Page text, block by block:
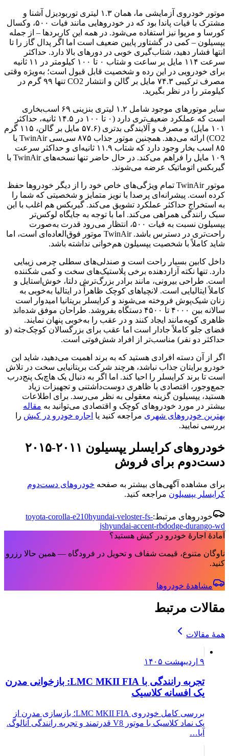
موتور خودروی آزمایشی ما، همان ۱.۳ لیتری توربودیزل آشنا و
مشترک با فیات پاندا بود که در خودروهایی مانند فیات ۵۰۰، وکسال
کورسا و مريوا نیز استفاده می‌شود. در همه این کاربردها – از جمله
یپسيلون – کمی در گشتاور پایین ضعیف است اما اگر پدال گاز را تا
انتها فشار دهید، شتاب‌گیری خوبی در دورهای بالا دارد. حداکثر
سرعت ۱۱۴ مایل بر ساعت و شتاب ۰ تا ۱۰۰ کیلومتر در ۱۱ ثانیه
برای خودرویی در این رده و شخصیت قابل قبول است؛ به‌ویژه وقتی
مصرف ترکیبی ۷۴.۳ مایل بر گالن و انتشار CO2 تنها ۹۹ گرم در
کیلومتر را در نظر بگیرید.
سایر موتورهای موجود شامل ۱.۲ لیتری بنزینی ۶۹ اسب‌بخاری
است که عملکرد ضعیف‌تری دارد (۰ تا ۱۰۰ در ۱۴.۵ ثانیه، حداکثر
۱۰۱ مایل) و مصرف و آلایندگی بدتری (۵۷.۶ مایل بر گالن، ۱۱۵ گرم
CO2) ارائه می‌دهد. همچنین موتور جذاب ۸۷۵ سی‌سی TwinAir با
۸۵ اسب بخار وجود دارد که شتاب ۱۱.۹ ثانیه‌ای و حداکثر سرعت
۱۰۹ مایل را فراهم می‌کند. در حال حاضر تنها نسخه‌های TwinAir با
گیربکس اتوماتیک عرضه می‌شوند.
موتور TwinAir تمام ویژگی‌های خاص خود را از دیگر خودروها حفظ
کرده است. پیشرانه‌ای پرصدا با نویز متمایز و شخصیتی که شما را
به استخراج حداکثر عملکرد تشویق می‌کند. گیربکس هم اغلب با این
سبک رانندگی همراهی می‌کند. اما با توجه به جایگاه لوکس‌تر
یپسيلون نسبت به فیات ۵۰۰، انتظار می‌رود قدرت به‌صورت
راحت‌تری در دسترس باشد. TwinAir موتور فوق‌العاده‌ای است، اما
شاید کاملاً با شخصیت یپسيلون هم‌خوانی نداشته باشد.
داخل کابین بسیار راحت است و صندلی‌های سطلی چرمی زیبایی
دارد. تنها نکته آزاردهنده برخی پلاستیک‌های سخت و کمی شکننده
است. طراحی بیرونی، مانند برادر بزرگ‌ترش دلتا، خوش‌استایل و
کاملاً ایتالیایی است. لانچیا‌های کوچک ظاهراً در ایتالیا به‌خوبی به
زنان شیک‌پوش فروخته می‌شوند و کرایسلر بریتانیا امیدوار است
سالانه بین ۴۰۰۰ تا ۴۵۰۰ دستگاه بفروشد. طراحان موفق شده‌اند
ظاهری کوپه‌مانند ایجاد کنند و در عقب را به‌خوبی پنهان نمایند.
فضای جلو کاملاً جادار است اما عقب برای بزرگسالان کوچک‌جثه (و
حداکثر دو نفر) مناسب‌تر از افراد شش‌فوتی است.
اگر از آن دسته افرادی هستید که به برند اهمیت می‌دهید، شاید این
خودرو برایتان جذاب نباشد، هرچند شرکت بریتانیایی سخت در تلاش
است تا برند کرایسلر را احیا کند. اما اگر به دنبال یک هاچ‌بک پنج‌درب
جمع‌وجور، اقتصادی با ظاهری دوست‌داشتنی و تجهیزات زیاد
هستید، یپسيلون گزینه معقولی به نظر می‌رسد. برای اطلاعات
بیشتر در مورد خودروهای کوچک و اقتصادی می‌توانید به مقاله
بهترین خودروهای شهری مراجعه کنید یا اجاره خودرو در کیش را
بررسی نمایید.
خودروهای کرایسلر یپسيلون ۲۰۱۱-۲۰۱۵
دست‌دوم برای فروش
برای مشاهده آگهی‌های بیشتر به صفحه خودروهای دست‌دوم
کرایسلر یپسيلون مراجعه کنید.
خودروهای مرتبط: toyota-corolla-e210hyundai-veloster-fs-
jshyundai-accent-rbdodge-durango-wd
آمادهٔ اجارهٔ خودرو در کیش هستید؟
ناوگان متنوع، قیمت شفاف و تحویل در فرودگاه — همین حالا رزرو
کنید.
مشاهدهٔ خودروها
مقالات مرتبط
همهٔ مقالات
۹ اردیبهشت ۱۴۰۵
تجربه رانندگی با LMC MKII FIA: بازخوانی مدرن
یک افسانه کلاسیک
بررسی کامل خودروی LMC MKII FIA؛ بازسازی مدرن از
یک نماد کلاسیک با موتور V8 قدرتمند و تجربه رانندگی آنالوگ.
آیا…